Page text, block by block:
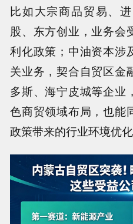
比如大宗商品贸易、
股、东方创业，业务会
利化政策；中油资本涉
关业务，契合自贸区金
多斯、海宁皮城等企业
色商贸领域布局，也能
政策带来的行业环境优化